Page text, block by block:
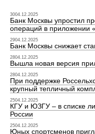
3004.12.2025
Банк Москвы упростил
операций в приложении
2904.12.2025
Банк Москвы снижает
2804.12.2025
Вышла новая версия
2804.12.2025
При поддержке
крупный тепличный
2504.12.2025
КГУ и ЮЗГУ – в списке
России
2504.12.2025
Юных спортсменов